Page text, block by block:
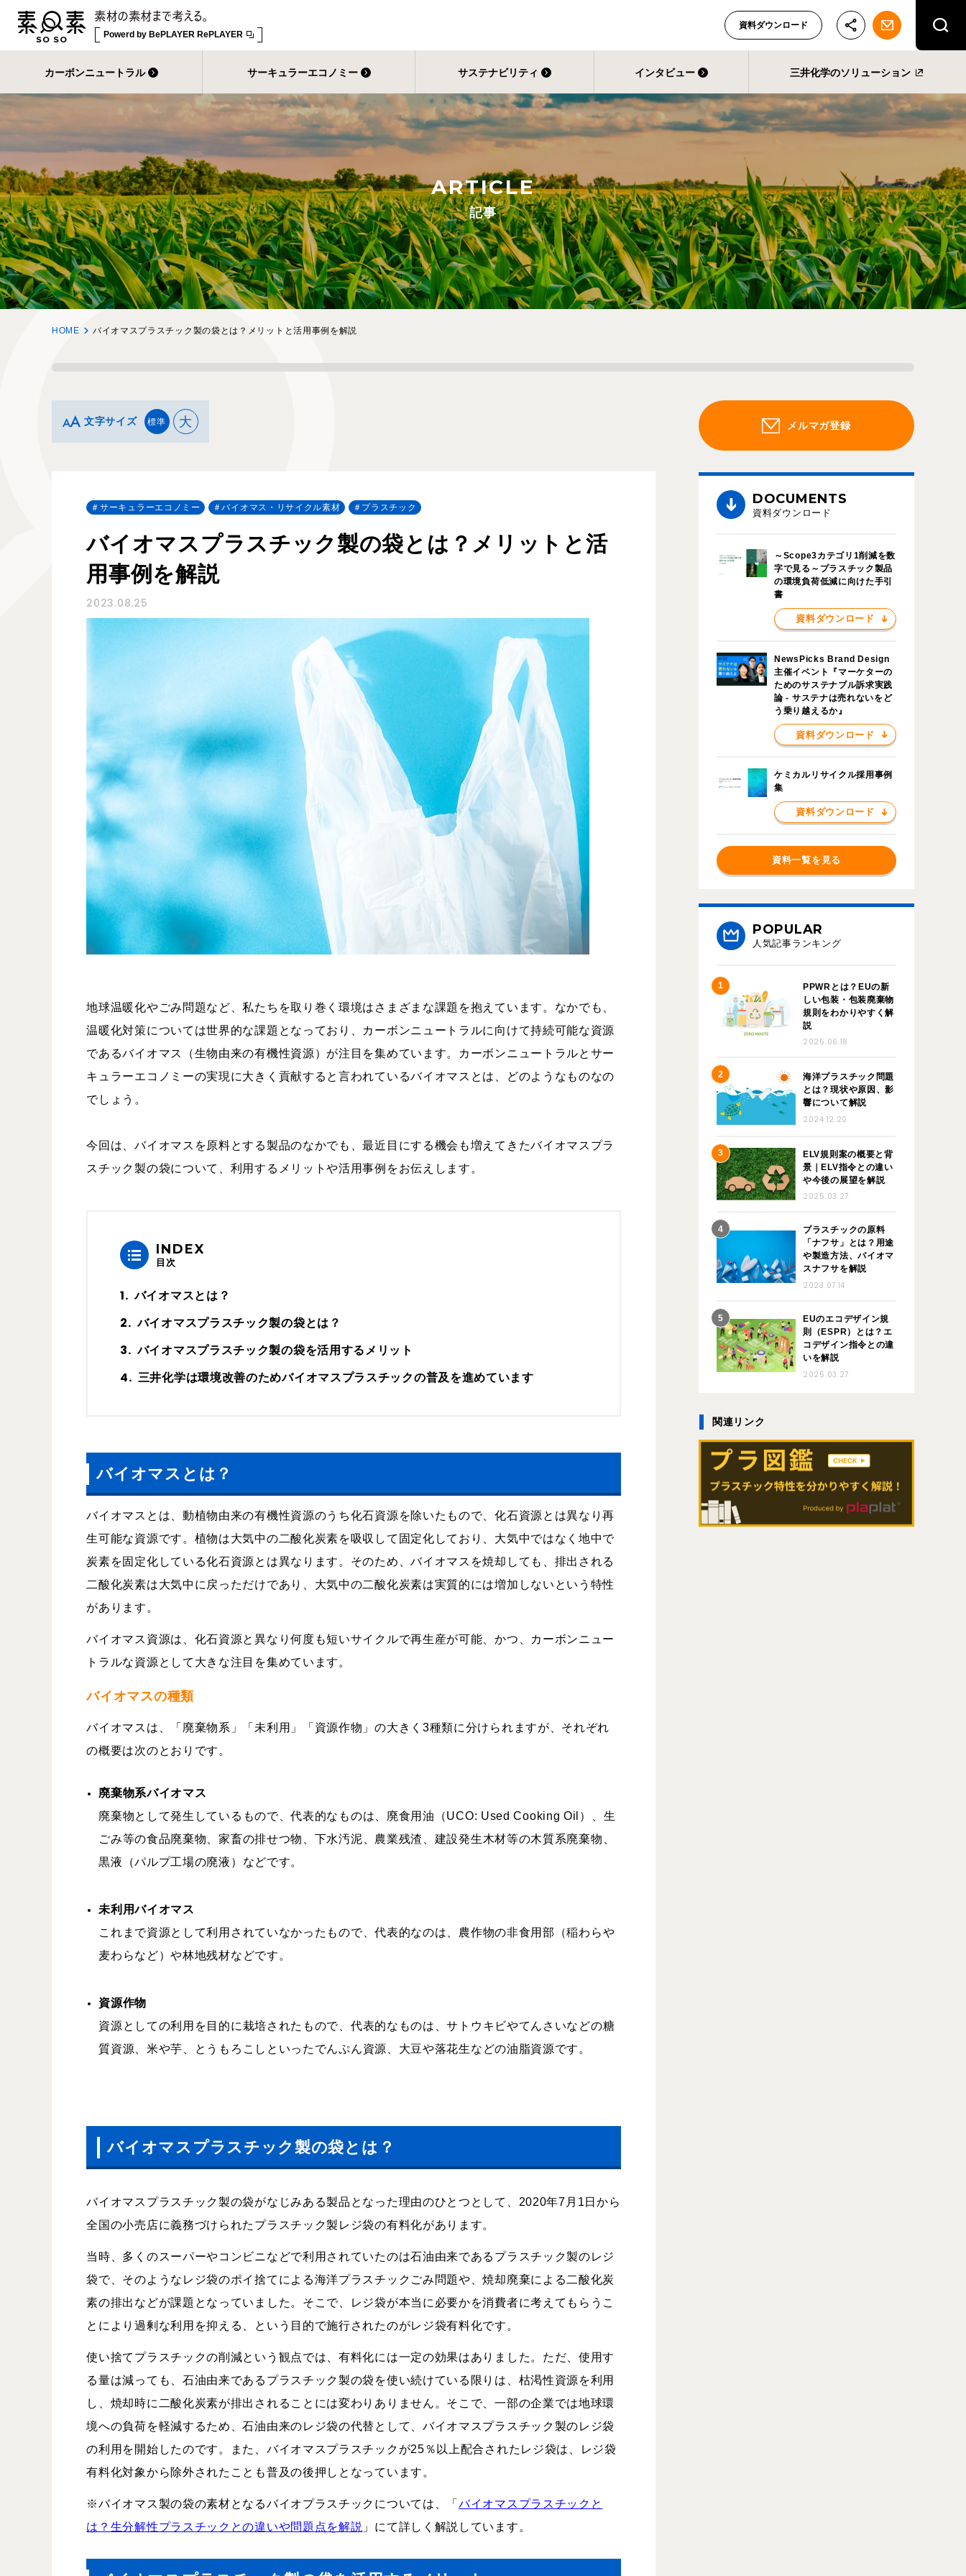
Powerd by BePLAYER RePLAYER
資料ダウンロード
カーボンニュートラル サーキュラーエコノミー サステナビリティ インタビュー 三井化学のソリューション
ARTICLE
記事
HOME バイオマスプラスチック製の袋とは？メリットと活用事例を解説
文字サイズ 標準 大
サーキュラーエコノミー バイオマス・リサイクル素材 プラスチック
バイオマスプラスチック製の袋とは？メリットと活
用事例を解説
2023.08.25
地球温暖化やごみ問題など、私たちを取り巻く環境はさまざまな課題を抱えています。なかでも、
温暖化対策については世界的な課題となっており、カーボンニュートラルに向けて持続可能な資源
であるバイオマス（生物由来の有機性資源）が注目を集めています。カーボンニュートラルとサー
キュラーエコノミーの実現に大きく貢献すると言われているバイオマスとは、どのようなものなの
でしょう。
今回は、バイオマスを原料とする製品のなかでも、最近目にする機会も増えてきたバイオマスプラ
スチック製の袋について、利用するメリットや活用事例をお伝えします。
INDEX
目次
バイオマスとは？
バイオマスプラスチック製の袋とは？
バイオマスプラスチック製の袋を活用するメリット
三井化学は環境改善のためバイオマスプラスチックの普及を進めています
バイオマスとは？
バイオマスとは、動植物由来の有機性資源のうち化石資源を除いたもので、化石資源とは異なり再
生可能な資源です。植物は大気中の二酸化炭素を吸収して固定化しており、大気中ではなく地中で
炭素を固定化している化石資源とは異なります。そのため、バイオマスを焼却しても、排出される
二酸化炭素は大気中に戻っただけであり、大気中の二酸化炭素は実質的には増加しないという特性
があります。
バイオマス資源は、化石資源と異なり何度も短いサイクルで再生産が可能、かつ、カーボンニュー
トラルな資源として大きな注目を集めています。
バイオマスの種類
バイオマスは、「廃棄物系」「未利用」「資源作物」の大きく 3種類に分けられますが、それぞれ
の概要は次のとおりです。
廃棄物系バイオマス
廃棄物として発生しているもので、代表的なものは、廃食用油（UCO: Used Cooking Oil）、生
ごみ等の食品廃棄物、家畜の排せつ物、下水汚泥、農業残渣、建設発生木材等の木質系廃棄物、
黒液（パルプ工場の廃液）などです。
未利用バイオマス
これまで資源として利用されていなかったもので、代表的なのは、農作物の非食用部（稲わらや
麦わらなど）や林地残材などです。
資源作物
資源としての利用を目的に栽培されたもので、代表的なものは、サトウキビやてんさいなどの糖
質資源、米や芋、とうもろこしといったでんぷん資源、大豆や落花生などの油脂資源です。
バイオマスプラスチック製の袋とは？
バイオマスプラスチック製の袋がなじみある製品となった理由のひとつとして、 2020年7 月 1 日から
全国の小売店に義務づけられたプラスチック製レジ袋の有料化があります。
当時、多くのスーパーやコンビニなどで利用されていたのは石油由来であるプラスチック製のレジ
袋で、そのようなレジ袋のポイ捨てによる海洋プラスチックごみ問題や、焼却廃棄による二酸化炭
素の排出などが課題となっていました。そこで、レジ袋が本当に必要かを消費者に考えてもらうこ
とにより過剰な利用を抑える、という目的で施行されたのがレジ袋有料化です。
使い捨てプラスチックの削減という観点では、有料化には一定の効果はありました。ただ、使用す
る量は減っても、石油由来であるプラスチック製の袋を使い続けている限りは、枯渇性資源を利用
し、焼却時に二酸化炭素が排出されることには変わりありません。そこで、一部の企業では地球環
境への負荷を軽減するため、石油由来のレジ袋の代替として、バイオマスプラスチック製のレジ袋
の利用を開始したのです。また、バイオマスプラスチックが25 ％以上配合されたレジ袋は、レジ袋
有料化対象から除外されたことも普及の後押しとなっています。
※バイオマス製の袋の素材となるバイオプラスチックについては、「バイオマスプラスチックと
は？生分解性プラスチックとの違いや問題点を解説 」にて詳しく解説しています。
メルマガ登録
DOCUMENTS
資料ダウンロード
～Scope3カテゴリ1削減を数
字で見る～プラスチック製品
の環境負荷低減に向けた手引
書
資料ダウンロード
NewsPicks Brand Design
主催イベント『マーケターの
ためのサステナブル訴求実践
論 - サステナは売れないをど
う乗り越えるか』
資料ダウンロード
ケミカルリサイクル採用事例
集
資料ダウンロード
資料一覧を見る
POPULAR
人気記事ランキング
PPWRとは？EUの新
しい包装・包装廃棄物
規則をわかりやすく解
説
2025.06.18
海洋プラスチック問題
とは？現状や原因、影
響について解説
2024.12.20
ELV規則案の概要と背
景｜ELV指令との違い
や今後の展望を解説
2025.03.27
プラスチックの原料
「ナフサ」とは？用途
や製造方法、バイオマ
スナフサを解説
2023.07.14
EUのエコデザイン規
則（ESPR）とは？エ
コデザイン指令との違
いを解説
2025.03.27
関連リンク